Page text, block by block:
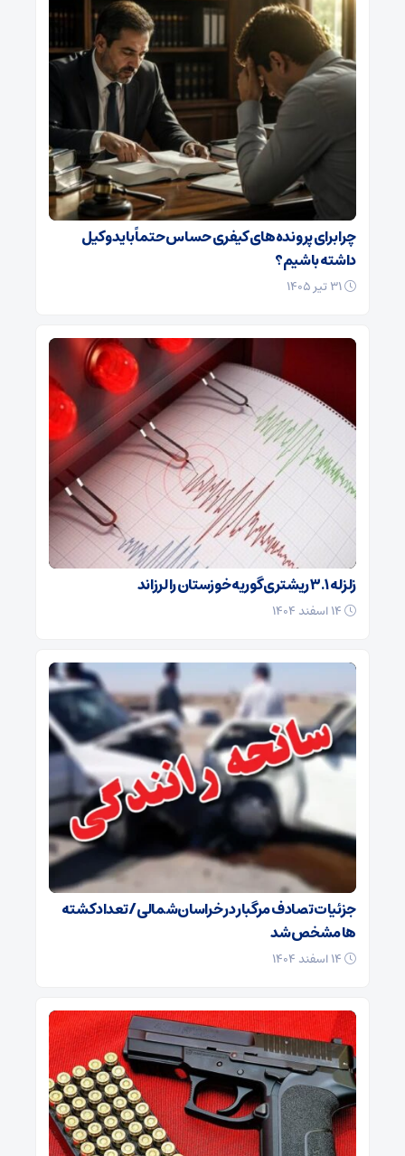
چرا برای پرونده‌های کیفری حساس حتماً باید وکیل
داشته باشیم؟
زلزله ۳.۱ ریشتری گوریه خوزستان را لرزاند
جزئیات تصادف مرگبار در خراسان‌شمالی/ تعداد کشته
ها مشخص شد